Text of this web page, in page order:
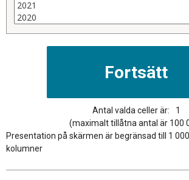
Antal valda celler är:
1
(maximalt tillåtna antal är 100
Presentation på skärmen är begränsad till 1
kolumner